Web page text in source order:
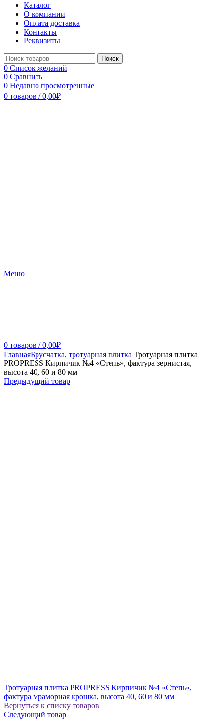
Каталог
О компании
Оплата доставка
Контакты
Реквизиты
Поиск
0 Список желаний
0 Сравнить
0 Недавно просмотренные
0 товаров / 0,00₽
Меню
0 товаров / 0,00₽
ГлавнаяБрусчатка, тротуарная плитка Тротуарная плитка
PROPRESS Кирпичик №4 «Степь», фактура зернистая,
высота 40, 60 и 80 мм
Предыдущий товар
Тротуарная плитка PROPRESS Кирпичик №4 «Степь»,
фактура мраморная крошка, высота 40, 60 и 80 мм
Вернуться к списку товаров
Следующий товар